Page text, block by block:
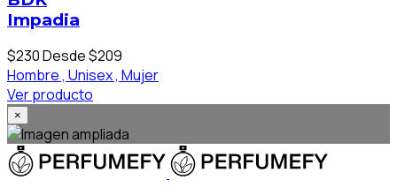
Impadia
$230Desde $209
Hombre , Unisex , Mujer
Ver producto
×